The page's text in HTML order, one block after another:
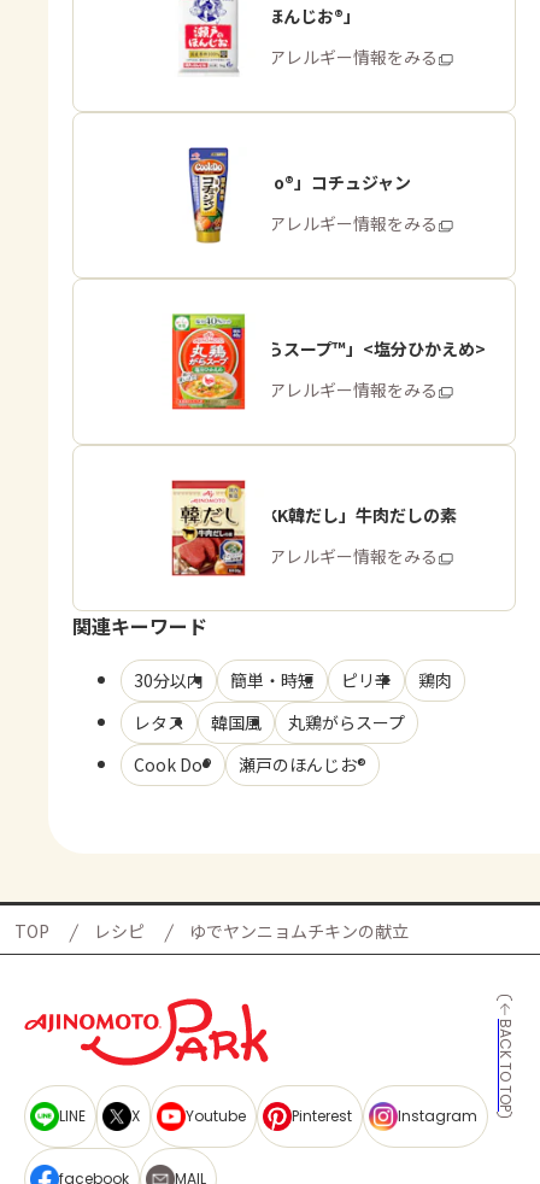
「瀬戸のほんじお®」
商品・アレルギー情報をみる
「Cook Do®」コチュジャン
商品・アレルギー情報をみる
「丸鶏がらスープ™」<塩分ひかえめ>
商品・アレルギー情報をみる
「味の素KK韓だし」牛肉だしの素
商品・アレルギー情報をみる
関連キーワード
30分以内 簡単・時短 ピリ辛
鶏肉
レタス
韓国風
丸鶏がらスープ
Cook Do®
瀬戸のほんじお®
TOP レシピ ゆでヤンニョムチキンの献立
BACK TO TOP
LINE X Youtube Pinterest Instagram
facebook MAIL